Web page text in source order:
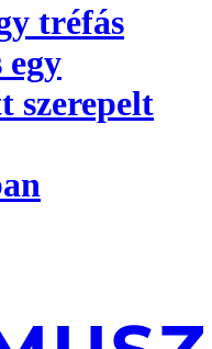
tréfás
egy
szerepelt